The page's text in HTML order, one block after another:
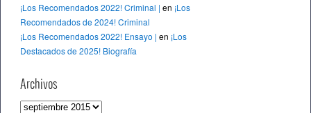
¡Los Recomendados 2022! Criminal | en ¡Los
Recomendados de 2024! Criminal
¡Los Recomendados 2022! Ensayo | en ¡Los
Destacados de 2025! Biografía
Archivos
A